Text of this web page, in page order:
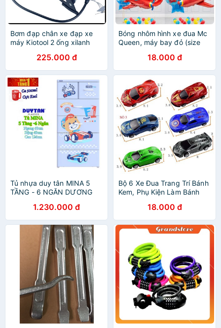
Bơm đạp chân xe đạp xe
máy Kiotool 2 ống xilanh
225.000 đ
Bóng nhôm hình xe đua Mc
Queen, máy bay đỏ (size
18.000 đ
Tủ nhựa duy tân MINA 5
TẦNG - 6 NGĂN DƯƠNG
1.230.000 đ
Bộ 6 Xe Đua Trang Trí Bánh
Kem, Phụ Kiện Làm Bánh
18.000 đ